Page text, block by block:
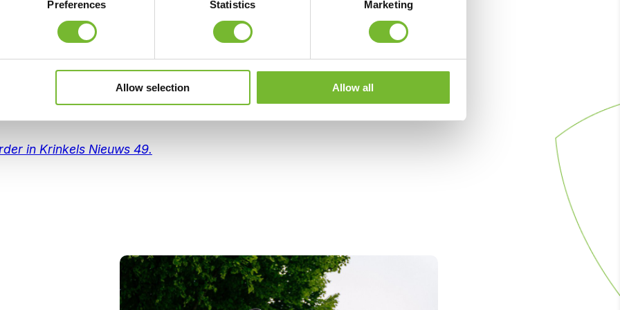
Preferences Statistics Marketing
Allow selection Allow all
van maatregelen die de afgelopen jaren zijn
het gebruik van groene stroom. Samen zorgen
afname van de uitstoot.
in Krinkels Nieuws 49.